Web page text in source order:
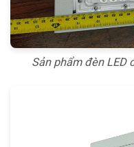
Sản phẩm đèn LED